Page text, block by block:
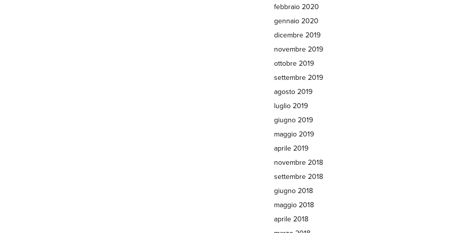
febbraio 2020
gennaio 2020
dicembre 2019
novembre 2019
ottobre 2019
settembre 2019
agosto 2019
luglio 2019
giugno 2019
maggio 2019
aprile 2019
novembre 2018
settembre 2018
giugno 2018
maggio 2018
aprile 2018